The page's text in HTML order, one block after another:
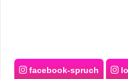
facebook-spruch